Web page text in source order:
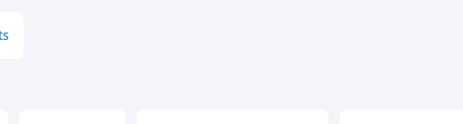
нарушениями, для восстановления организма